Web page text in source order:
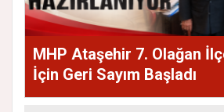
MHP Ataşehir 7. Olağan
İçin Geri Sayım Başladı